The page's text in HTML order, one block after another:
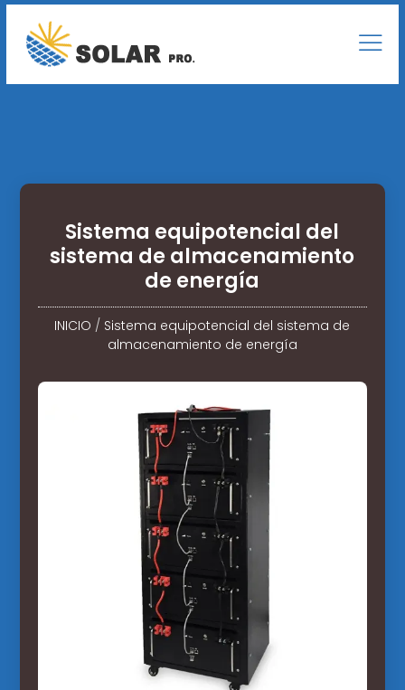
Sistema equipotencial del
sistema de almacenamiento
de energía
INICIO / Sistema equipotencial del sistema de
almacenamiento de energía